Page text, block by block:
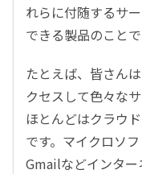
れらに付随するサ
できる製品のことで
たとえば、皆さん
クセスして色々な
ほとんどはクラウ
です。マイクロソ
Gmailなどインタ